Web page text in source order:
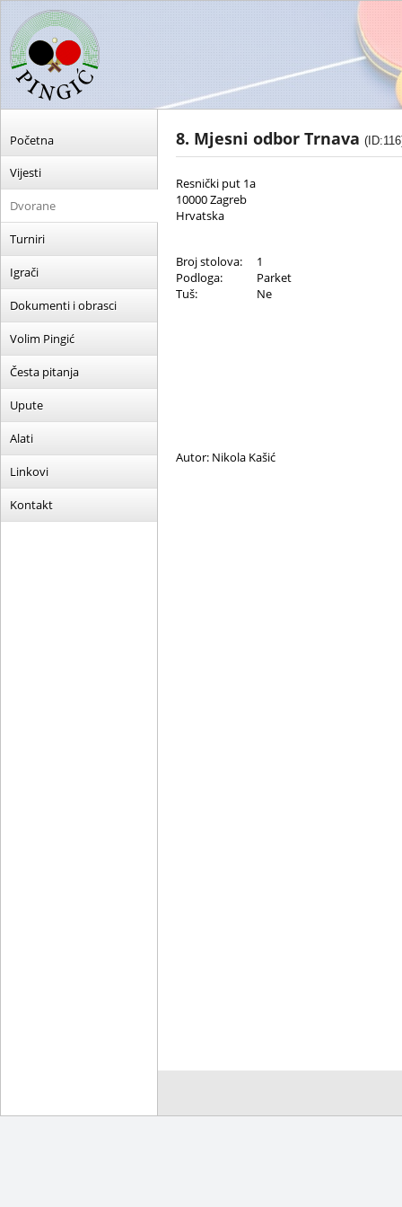
Početna
Vijesti
Dvorane
Turniri
Igrači
Dokumenti i obrasci
Volim Pingić
Česta pitanja
Upute
Alati
Linkovi
Kontakt
8. Mjesni odbor Trnava
Resnički put 1a
10000 Zagreb
Hrvatska
Broj stolova:
1
Podloga:
Parket
Tuš:
Ne
Autor: Nikola Kašić